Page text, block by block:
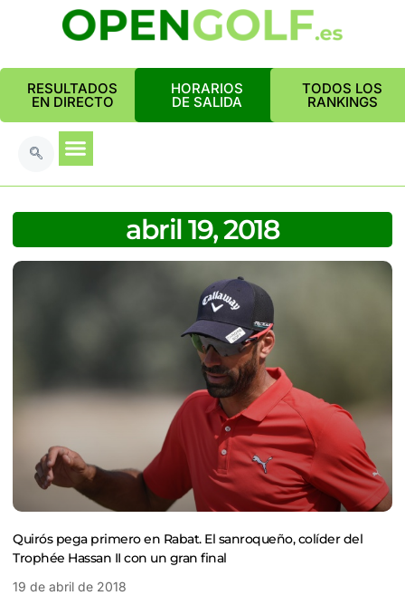
RESULTADOS
EN DIRECTO
HORARIOS
DE SALIDA
TODOS LOS
RANKINGS
abril 19, 2018
Quirós pega primero en Rabat. El sanroqueño, colíder del
Trophée Hassan II con un gran final
19 de abril de 2018